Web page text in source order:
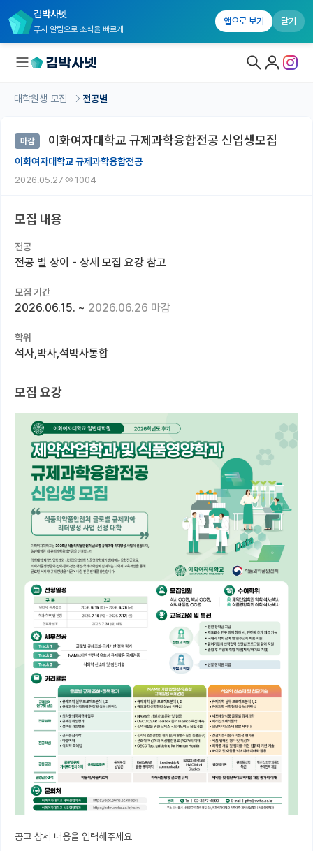
김박사넷
푸시 알림으로 소식을 빠르게
앱으로 보기 닫기
대학원생 모집 홈
전공별 모집 정보
지역별 모집 정보
국내대학원 정보
연구실&오픈랩
커뮤니티
유학교육
이벤트
반도체 아카데미
재팬라운지 🌸
대학원생 모집 전공별
마감 이화여자대학교 규제과학융합전공 신입생모집
이화여자대학교 규제과학융합전공
2026.05.27 1004
모집 내용
전공
전공 별 상이 - 상세 모집 요강 참고
모집 기간
2026.06.15. ~ 2026.06.26 마감
학위
석사,박사,석박사통합
모집 요강
공고 상세 내용을 입력해주세요